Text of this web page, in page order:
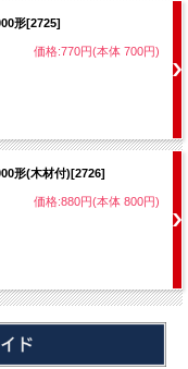
形[2725]
価格:770円(本体 700円)
形(木材付)[2726]
価格:880円(本体 800円)